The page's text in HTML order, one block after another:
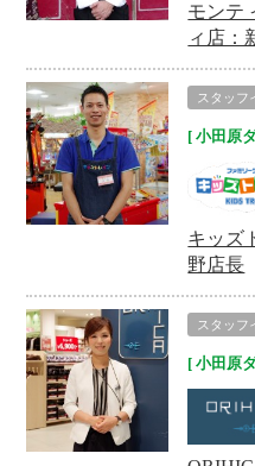
モンテ
ィ店：
スタッフ
小田原
キッズ
野店長
スタッフ
小田原